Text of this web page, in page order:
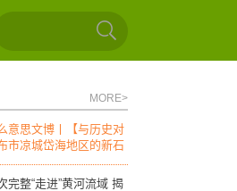
MORE>
意思文博丨【与历史对
市凉城岱海地区的新石
址（上）
完整“走进”黄河流域 揭